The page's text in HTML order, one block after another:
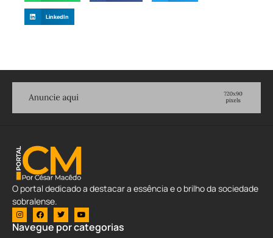
LinkedIn
O portal dedicado a destacar a essência e o brilho da sociedade
sobralense.
Navegue por categorias